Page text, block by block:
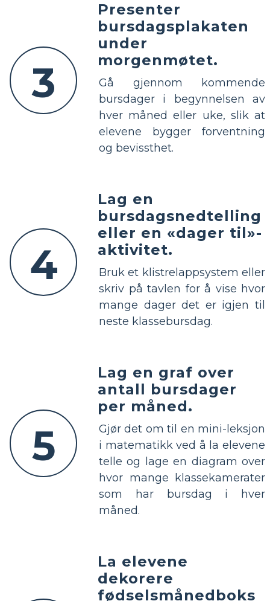
3
Presenter
bursdagsplakaten
under
morgenmøtet.
Gå gjennom kommende
bursdager i begynnelsen av
hver måned eller uke, slik at
elevene bygger forventning
og bevissthet.
4
Lag en
bursdagsnedtelling
eller en «dager til»-
aktivitet.
Bruk et klistrelappsystem eller
skriv på tavlen for å vise hvor
mange dager det er igjen til
neste klassebursdag.
5
Lag en graf over
antall bursdager
per måned.
Gjør det om til en mini-leksjon
i matematikk ved å la elevene
telle og lage en diagram over
hvor mange klassekamerater
som har bursdag i hver
måned.
La elevene
dekorere
fødselsmånedboks